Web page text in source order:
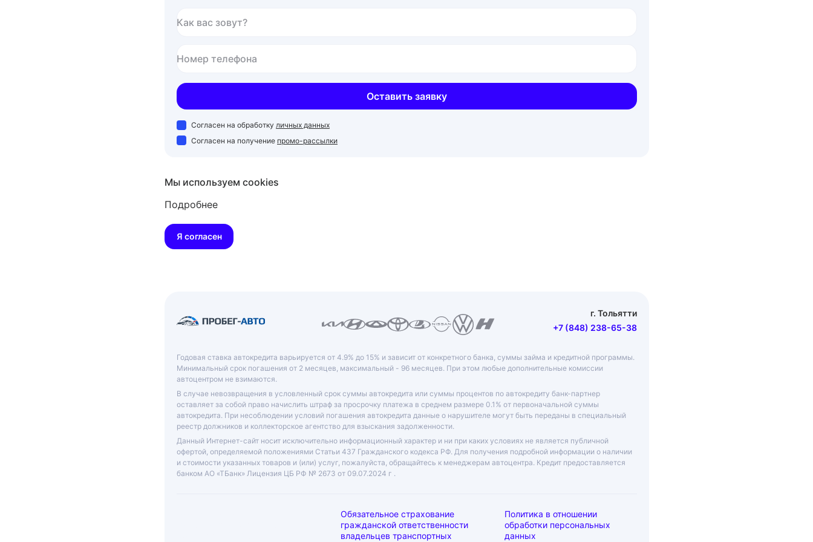
Как вас зовут?
Номер телефона
Оставить заявку
Согласен на обработку личных данных
Согласен на получение промо-рассылки
Мы используем cookies
Подробнее
Я согласен
г. Тольятти
+7 (848) 238-65-38
Годовая ставка автокредита варьируется от 4.9% до 15% и зависит от конкретного банка, суммы займа и кредитной программы.
Минимальный срок погашения от 2 месяцев, максимальный - 96 месяцев. При этом любые дополнительные комиссии
автоцентром не взимаются.
В случае невозвращения в условленный срок суммы автокредита или суммы процентов по автокредиту банк-партнер
оставляет за собой право начислить штраф за просрочку платежа в среднем размере 0.1% от первоначальной суммы
автокредита. При несоблюдении условий погашения автокредита данные о нарушителе могут быть переданы в специальный
реестр должников и коллекторское агентство для взыскания задолженности.
Данный Интернет-сайт носит исключительно информационный характер и ни при каких условиях не является публичной
офертой, определяемой положениями Статьи 437 Гражданского кодекса РФ. Для получения подробной информации о наличии
и стоимости указанных товаров и (или) услуг, пожалуйста, обращайтесь к менеджерам автоцентра. Кредит предоставляется
банком АО «ТБанк» Лицензия ЦБ РФ № 2673 от 09.07.2024 г .
Обязательное страхование
гражданской ответственности
владельцев транспортных
Политика в отношении
обработки персональных
данных